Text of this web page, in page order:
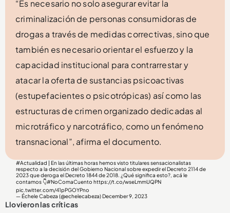
“Es necesario no solo asegurar evitar la
criminalización de personas consumidoras de
drogas a través de medidas correctivas, sino que
también es necesario orientar el esfuerzo y la
capacidad institucional para contrarrestar y
atacar la oferta de sustancias psicoactivas
(estupefacientes o psicotrópicas) así como las
estructuras de crimen organizado dedicadas al
microtráfico y narcotráfico, como un fenómeno
transnacional”, afirma el documento.
#Actualidad
| En las últimas horas hemos visto titulares sensacionalistas
respecto a la decisión del Gobierno Nacional sobre expedir el Decreto 2114 de
2023 que deroga el Decreto 1844 de 2018. ¿Qué significa esto?, acá le
contamos 👇#NoComaCuento https://t.co/wseLmmUQPN
pic.twitter.com/41pPGOYPno
— Échele Cabeza (@echelecabeza) December 9, 2023
Llovieron las críticas